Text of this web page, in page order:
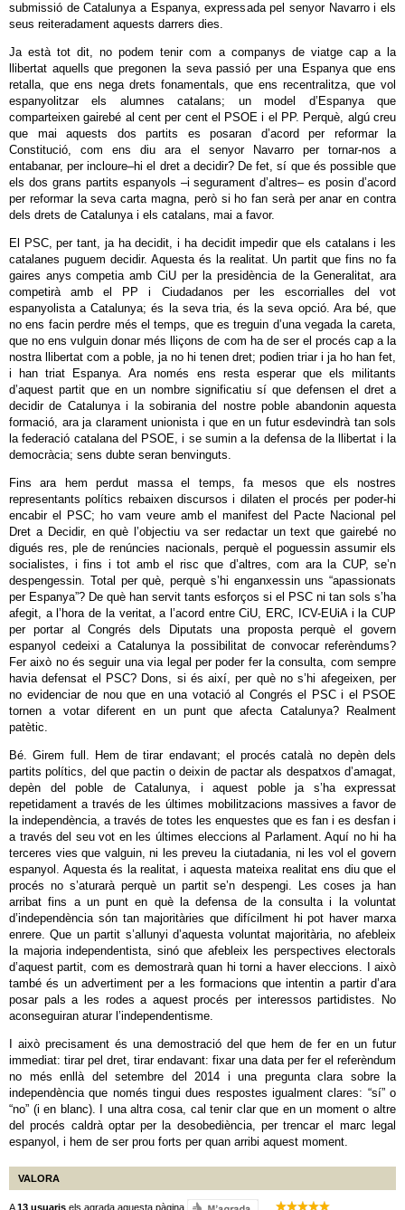
submissió de Catalunya a Espanya, expressada pel senyor Navarro i els
seus reiteradament aquests darrers dies.
Ja està tot dit, no podem tenir com a companys de viatge cap a la
llibertat aquells que pregonen la seva passió per una Espanya que ens
retalla, que ens nega drets fonamentals, que ens recentralitza, que vol
espanyolitzar els alumnes catalans; un model d’Espanya que
comparteixen gairebé al cent per cent el PSOE i el PP. Perquè, algú creu
que mai aquests dos partits es posaran d’acord per reformar la
Constitució, com ens diu ara el senyor Navarro per tornar-nos a
entabanar, per incloure–hi el dret a decidir? De fet, sí que és possible que
els dos grans partits espanyols –i segurament d’altres– es posin d’acord
per reformar la seva carta magna, però si ho fan serà per anar en contra
dels drets de Catalunya i els catalans, mai a favor.
El PSC, per tant, ja ha decidit, i ha decidit impedir que els catalans i les
catalanes puguem decidir. Aquesta és la realitat. Un partit que fins no fa
gaires anys competia amb CiU per la presidència de la Generalitat, ara
competirà amb el PP i Ciudadanos per les escorrialles del vot
espanyolista a Catalunya; és la seva tria, és la seva opció. Ara bé, que
no ens facin perdre més el temps, que es treguin d’una vegada la careta,
que no ens vulguin donar més lliçons de com ha de ser el procés cap a la
nostra llibertat com a poble, ja no hi tenen dret; podien triar i ja ho han fet,
i han triat Espanya. Ara només ens resta esperar que els militants
d’aquest partit que en un nombre significatiu sí que defensen el dret a
decidir de Catalunya i la sobirania del nostre poble abandonin aquesta
formació, ara ja clarament unionista i que en un futur esdevindrà tan sols
la federació catalana del PSOE, i se sumin a la defensa de la llibertat i la
democràcia; sens dubte seran benvinguts.
Fins ara hem perdut massa el temps, fa mesos que els nostres
representants polítics rebaixen discursos i dilaten el procés per poder-hi
encabir el PSC; ho vam veure amb el manifest del Pacte Nacional pel
Dret a Decidir, en què l’objectiu va ser redactar un text que gairebé no
digués res, ple de renúncies nacionals, perquè el poguessin assumir els
socialistes, i fins i tot amb el risc que d’altres, com ara la CUP, se’n
despengessin. Total per què, perquè s’hi enganxessin uns “apassionats
per Espanya”? De què han servit tants esforços si el PSC ni tan sols s’ha
afegit, a l’hora de la veritat, a l’acord entre CiU, ERC, ICV-EUiA i la CUP
per portar al Congrés dels Diputats una proposta perquè el govern
espanyol cedeixi a Catalunya la possibilitat de convocar referèndums?
Fer això no és seguir una via legal per poder fer la consulta, com sempre
havia defensat el PSC? Dons, si és així, per què no s’hi afegeixen, per
no evidenciar de nou que en una votació al Congrés el PSC i el PSOE
tornen a votar diferent en un punt que afecta Catalunya? Realment
patètic.
Bé. Girem full. Hem de tirar endavant; el procés català no depèn dels
partits polítics, del que pactin o deixin de pactar als despatxos d’amagat,
depèn del poble de Catalunya, i aquest poble ja s’ha expressat
repetidament a través de les últimes mobilitzacions massives a favor de
la independència, a través de totes les enquestes que es fan i es desfan i
a través del seu vot en les últimes eleccions al Parlament. Aquí no hi ha
terceres vies que valguin, ni les preveu la ciutadania, ni les vol el govern
espanyol. Aquesta és la realitat, i aquesta mateixa realitat ens diu que el
procés no s’aturarà perquè un partit se’n despengi. Les coses ja han
arribat fins a un punt en què la defensa de la consulta i la voluntat
d’independència són tan majoritàries que difícilment hi pot haver marxa
enrere. Que un partit s’allunyi d’aquesta voluntat majoritària, no afebleix
la majoria independentista, sinó que afebleix les perspectives electorals
d’aquest partit, com es demostrarà quan hi torni a haver eleccions. I això
també és un advertiment per a les formacions que intentin a partir d’ara
posar pals a les rodes a aquest procés per interessos partidistes. No
aconseguiran aturar l’independentisme.
I això precisament és una demostració del que hem de fer en un futur
immediat: tirar pel dret, tirar endavant: fixar una data per fer el referèndum
no més enllà del setembre del 2014 i una pregunta clara sobre la
independència que només tingui dues respostes igualment clares: “sí” o
“no” (i en blanc). I una altra cosa, cal tenir clar que en un moment o altre
del procés caldrà optar per la desobediència, per trencar el marc legal
espanyol, i hem de ser prou forts per quan arribi aquest moment.
VALORA
A13 usuaris els agrada aquesta pàgina